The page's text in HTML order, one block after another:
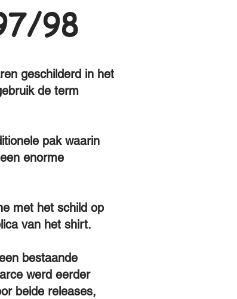
98
geschilderd in het
de term
pak waarin
enorme
met het schild op
van het shirt.
bestaande
werd eerder
beide releases,